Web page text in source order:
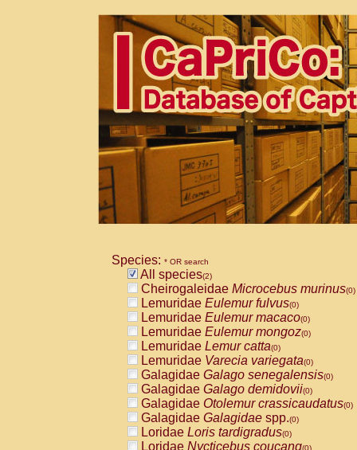
Species: * OR search
All species(2)
Cheirogaleidae Microcebus murinus(0)
Lemuridae Eulemur fulvus(0)
Lemuridae Eulemur macaco(0)
Lemuridae Eulemur mongoz(0)
Lemuridae Lemur catta(0)
Lemuridae Varecia variegata(0)
Galagidae Galago senegalensis(0)
Galagidae Galago demidovii(0)
Galagidae Otolemur crassicaudatus(0)
Galagidae Galagidae spp.(0)
Loridae Loris tardigradus(0)
Loridae Nycticebus coucang(0)